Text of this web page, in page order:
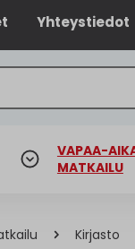
Yhteystiedot
VAPAA-
MATKAILU
Kirjasto